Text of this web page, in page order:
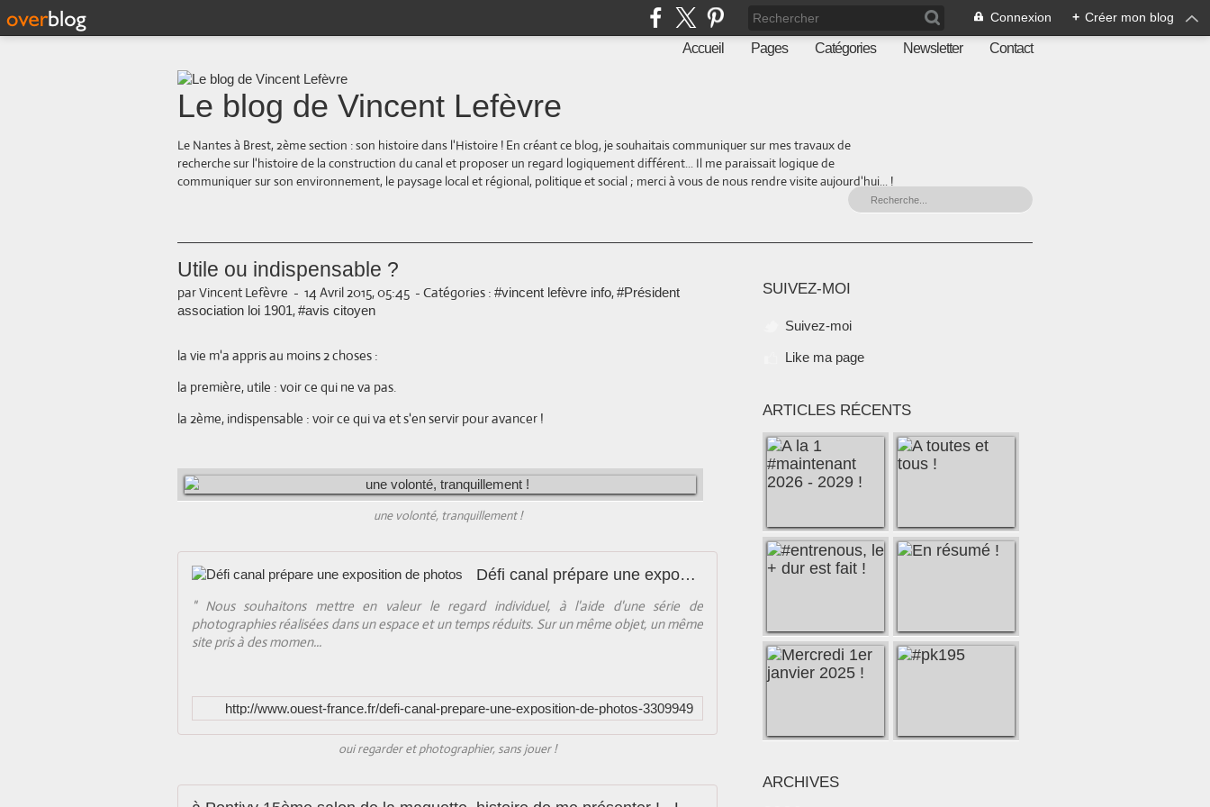
Connexion + Créer mon blog
Accueil Pages Catégories Newsletter Contact
Le blog de Vincent Lefèvre
Le Nantes à Brest, 2ème section : son histoire dans l'Histoire ! En créant ce blog, je souhaitais communiquer sur mes travaux de
recherche sur l'histoire de la construction du canal et proposer un regard logiquement différent... Il me paraissait logique de
communiquer sur son environnement, le paysage local et régional, politique et social ; merci à vous de nous rendre visite aujourd'hui... !
Utile ou indispensable ?
par Vincent Lefèvre - 14 Avril 2015, 05:45 - Catégories : #vincent lefèvre info,#Président
association loi 1901,#avis citoyen
la vie m'a appris au moins 2 choses :
la première, utile : voir ce qui ne va pas.
la 2ème, indispensable : voir ce qui va et s'en servir pour avancer !
une volonté, tranquillement !
Défi canal prépare une exposition de photos
" Nous souhaitons mettre en valeur le regard individuel, à l'aide d'une série de
photographies réalisées dans un espace et un temps réduits. Sur un même objet, un même
site pris à des momen...
http://www.ouest-france.fr/defi-canal-prepare-une-exposition-de-photos-3309949
oui regarder et photographier, sans jouer !
SUIVEZ-MOI
Suivez-moi
Like ma page
ARTICLES RÉCENTS
ARCHIVES